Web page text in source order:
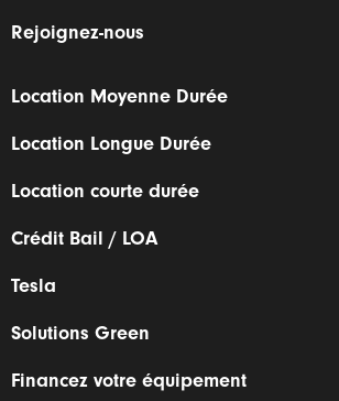
Rejoignez-nous
Location Moyenne Durée
Location Longue Durée
Location courte durée
Crédit Bail / LOA
Tesla
Solutions Green
Financez votre équipement